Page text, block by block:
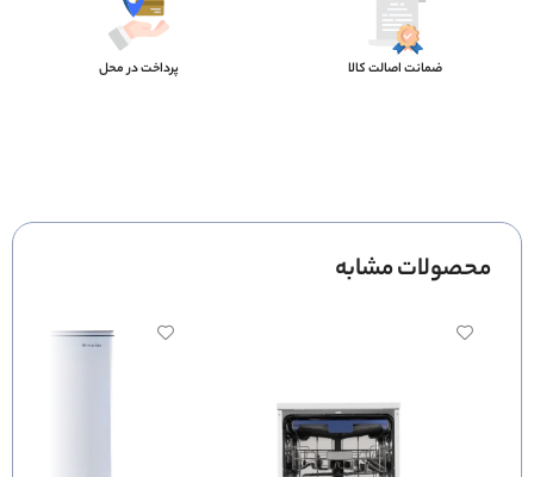
ضمانت اصالت کالا پرداخت در محل
محصولات مشابه